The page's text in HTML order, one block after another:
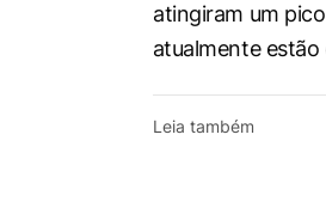
atingiram um
⁠atualmente estão
Leia também